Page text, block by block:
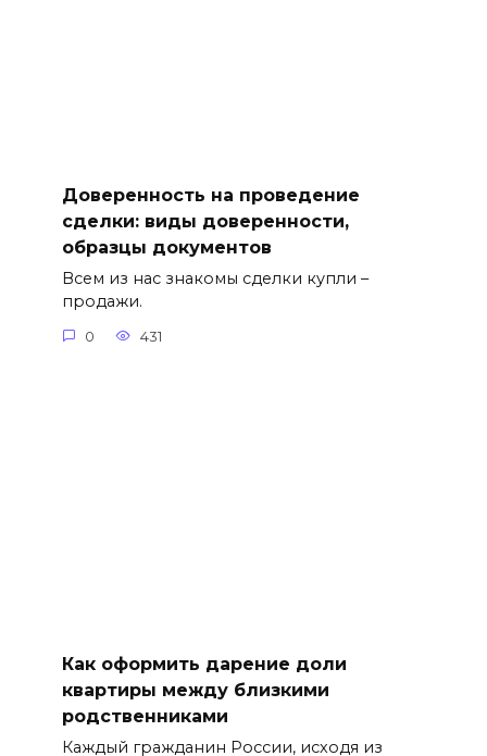
Доверенность на проведение
сделки: виды доверенности,
образцы документов
Всем из нас знакомы сделки купли –
продажи.
0 431
Как оформить дарение доли
квартиры между близкими
родственниками
Каждый гражданин России, исходя из